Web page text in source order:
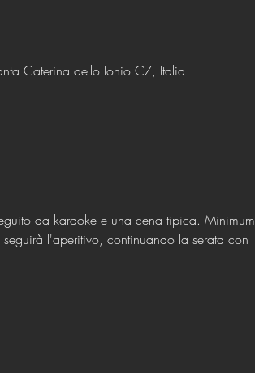
Caterina dello Ionio CZ, Italia
da karaoke e una cena tipica. Minimum
l'aperitivo, continuando la serata con